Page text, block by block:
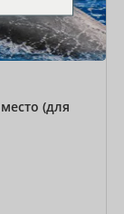
(для